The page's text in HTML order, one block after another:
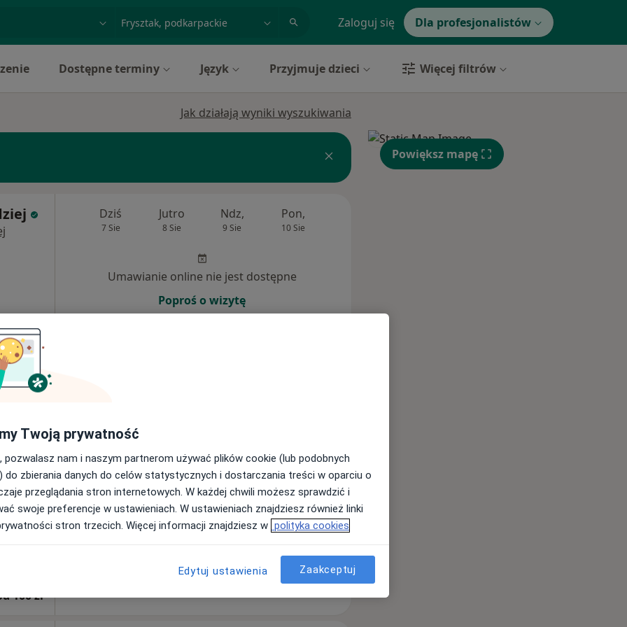
Zaloguj się Dla profesjonalistów
Dostępne terminy Język Przyjmuje dzieci Więcej filtrów
Jak działają wyniki wyszukiwania
ceny
Dziś
7 Sie
Jutro
8 Sie
Ndz,
9 Sie
Pon,
10 Sie
Umawianie online nie jest dostępne
Poproś o wizytę
100 zł
Umawianie online nie jest dostępne
Poproś o wizytę
Powiększ mapę
Twoją prywatność
pozwalasz nam i naszym partnerom używać plików cookie (lub podobnych
do zbierania danych do celów statystycznych i dostarczania treści w oparciu o
przeglądania stron internetowych. W każdej chwili możesz sprawdzić i
swoje preferencje w ustawieniach. W ustawieniach znajdziesz również linki
stron trzecich. Więcej informacji znajdziesz w polityka cookies
Edytuj ustawienia Zaakceptuj